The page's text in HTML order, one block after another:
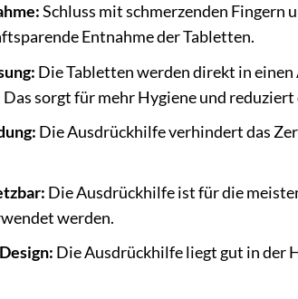
Schluss mit schmerzenden
Entnahme der Tabletten.
Die Tabletten werden direkt in
sorgt für mehr Hygiene und
Die Ausdrückhilfe verhindert das
Die Ausdrückhilfe ist für die
werden.
Die Ausdrückhilfe liegt gut in der